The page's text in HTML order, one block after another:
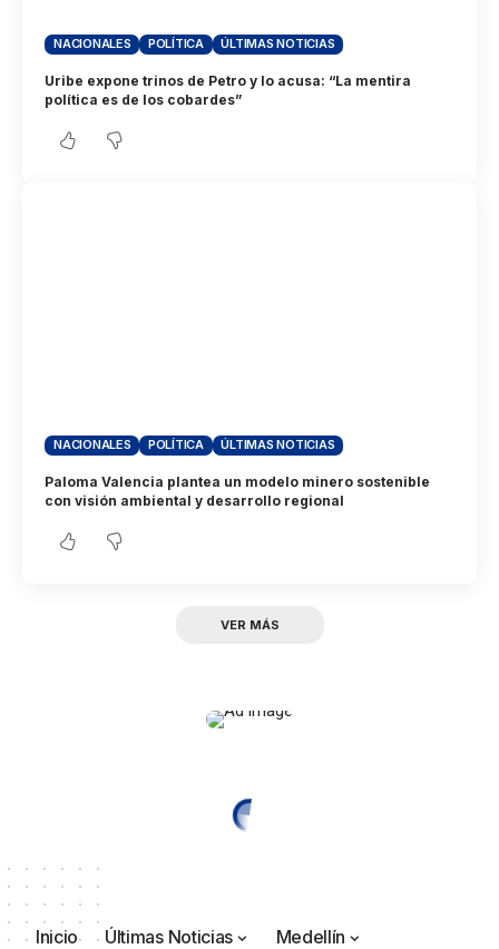
NACIONALES POLÍTICA ÚLTIMAS NOTICIAS
Uribe expone trinos de Petro y lo acusa: “La mentira
política es de los cobardes”
NACIONALES POLÍTICA ÚLTIMAS NOTICIAS
Paloma Valencia plantea un modelo minero sostenible
con visión ambiental y desarrollo regional
VER MÁS
Inicio Últimas Noticias Medellín